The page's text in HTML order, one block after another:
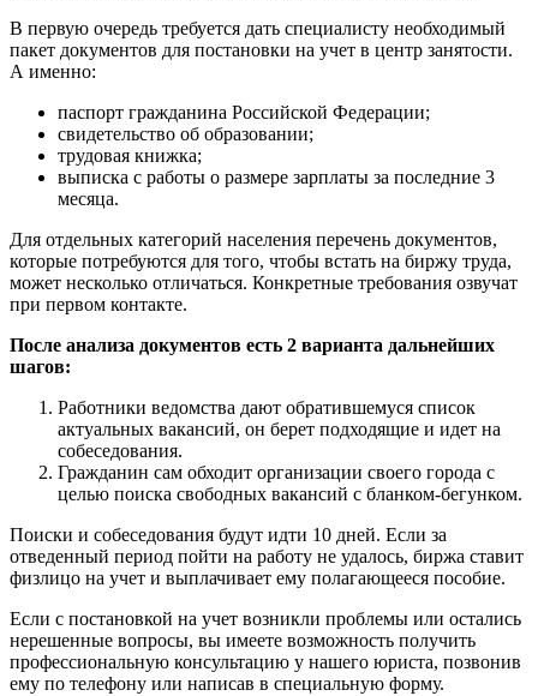
В первую очередь требуется дать специалисту необходимый
пакет документов для постановки на учет в центр занятости.
А именно:
паспорт гражданина Российской Федерации;
свидетельство об образовании;
трудовая книжка;
выписка с работы о размере зарплаты за последние 3
месяца.
Для отдельных категорий населения перечень документов,
которые потребуются для того, чтобы встать на биржу труда,
может несколько отличаться. Конкретные требования озвучат
при первом контакте.
После анализа документов есть 2 варианта дальнейших
шагов:
Работники ведомства дают обратившемуся список
актуальных вакансий, он берет подходящие и идет на
собеседования.
Гражданин сам обходит организации своего города с
целью поиска свободных вакансий с бланком-бегунком.
Поиски и собеседования будут идти 10 дней. Если за
отведенный период пойти на работу не удалось, биржа ставит
физлицо на учет и выплачивает ему полагающееся пособие.
Если с постановкой на учет возникли проблемы или остались
нерешенные вопросы, вы имеете возможность получить
профессиональную консультацию у нашего юриста, позвонив
ему по телефону или написав в специальную форму.